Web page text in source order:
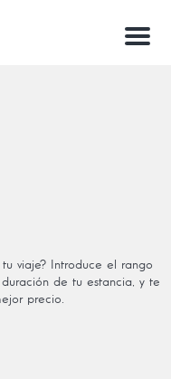
Menu
viaje?
Introduce el rango
de tu estancia, y te
precio.